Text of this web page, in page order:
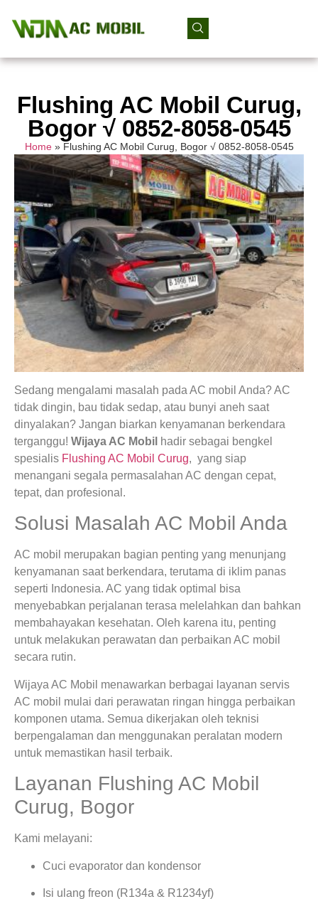
Flushing AC Mobil Curug,
Bogor √ 0852-8058-0545
Home» Flushing AC Mobil Curug, Bogor √ 0852-8058-0545
Sedang mengalami masalah pada AC mobil Anda? AC
tidak dingin, bau tidak sedap, atau bunyi aneh saat
dinyalakan? Jangan biarkan kenyamanan berkendara
terganggu! Wijaya AC Mobil hadir sebagai bengkel
spesialis Flushing AC Mobil Curug, yang siap
menangani segala permasalahan AC dengan cepat,
tepat, dan profesional.
Solusi Masalah AC Mobil Anda
AC mobil merupakan bagian penting yang menunjang
kenyamanan saat berkendara, terutama di iklim panas
seperti Indonesia. AC yang tidak optimal bisa
menyebabkan perjalanan terasa melelahkan dan bahkan
membahayakan kesehatan. Oleh karena itu, penting
untuk melakukan perawatan dan perbaikan AC mobil
secara rutin.
Wijaya AC Mobil menawarkan berbagai layanan servis
AC mobil mulai dari perawatan ringan hingga perbaikan
komponen utama. Semua dikerjakan oleh teknisi
berpengalaman dan menggunakan peralatan modern
untuk memastikan hasil terbaik.
Layanan Flushing AC Mobil
Curug, Bogor
Kami melayani:
Cuci evaporator dan kondensor
Isi ulang freon (R134a & R1234yf)